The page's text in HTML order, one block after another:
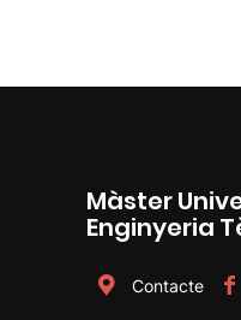
Màster
Enginyeria
Contacte